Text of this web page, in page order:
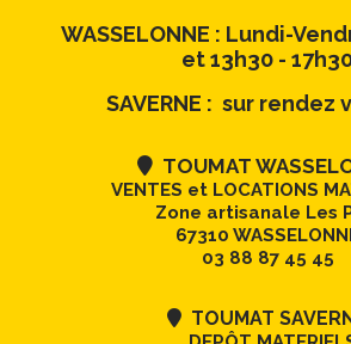
WASSELONNE : Lundi-
et 13h30 -
SAVERNE : sur
TOUMAT
VENTES et LOCATIONS
Zone artisanale Les
67310
03 88 87 45 45
 TOUMAT